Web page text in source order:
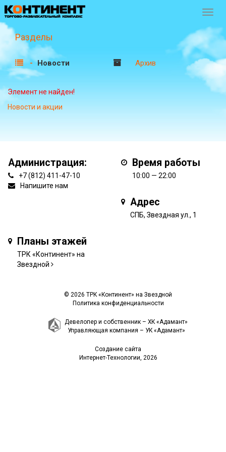
Разделы
Новости Архив
Элемент не найден!
Новости и акции
Администрация:
+7 (812) 411-47-10
Напишите нам
Время работы
10:00 — 22:00
Адрес
СПБ, Звездная ул., 1
Планы этажей
ТРК «Континент» на
Звездной
© 2026 ТРК «Континент» на Звездной
Политика конфиденциальности
Девелопер и собственник – ХК «Адамант»
Управляющая компания – УК «Адамант»
Создание сайта
Интернет-Технологии, 2026